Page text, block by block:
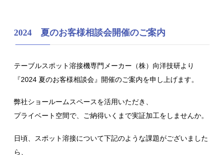
2024 夏のお客様相談会開催のご案内
テーブルスポット溶接機専門メーカー（株）向洋技研より
『2024 夏のお客様相談会』開催のご案内を申し上げます。
弊社ショールームスペースを活用いただき、
プライベート空間で、ご納得いくまで実証加工をしませんか。
日頃、スポット溶接について下記のような課題がございました
ら、